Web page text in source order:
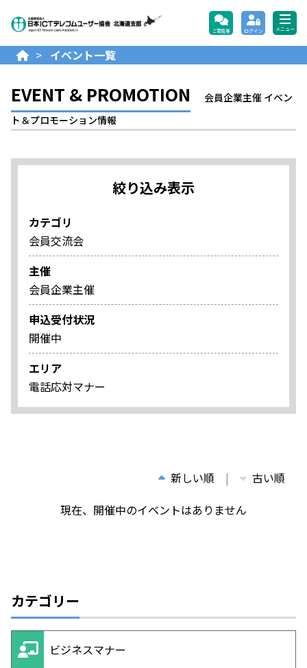
公益財団法人日本ICTテレ
ご意見等 ログイン メニュー
> イベント一覧
EVENT & PROMOTION
会員企業主催 イベン
ト＆プロモーション情報
絞り込み表示
カテゴリ
会員交流会
主催
会員企業主催
申込受付状況
開催中
エリア
電話応対マナー
新しい順
古い順
現在、開催中のイベントはありません
カテゴリー
ビジネスマナー